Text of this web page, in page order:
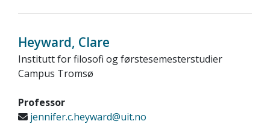
Heyward, Clare
Institutt for filosofi og førstesemesterstudier
Campus Tromsø
Professor
jennifer.c.heyward@uit.no